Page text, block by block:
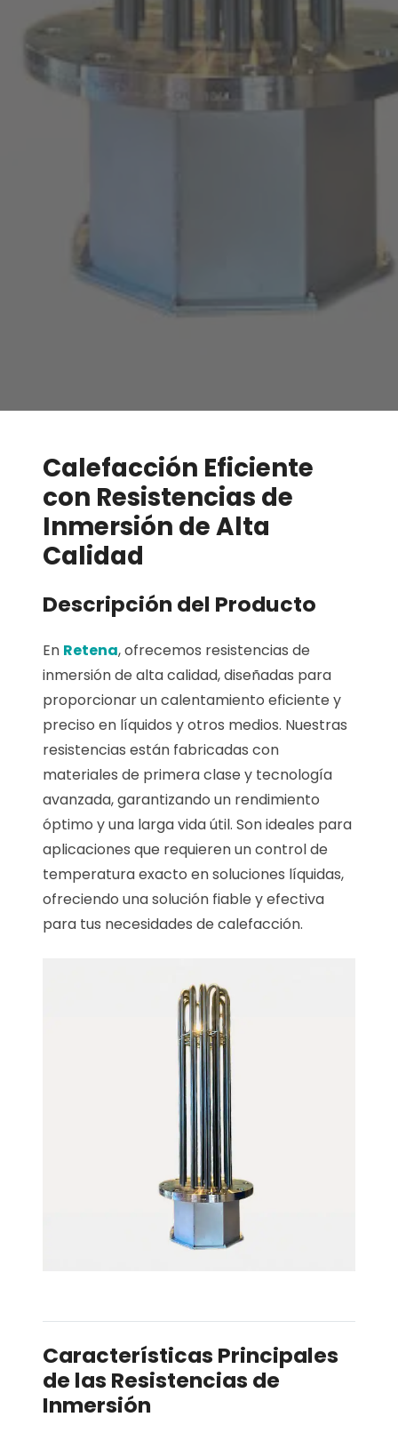
Calefacción Eficiente
con Resistencias de
Inmersión de Alta
Calidad
Descripción del Producto
En Retena, ofrecemos resistencias de
inmersión de alta calidad, diseñadas para
proporcionar un calentamiento eficiente y
preciso en líquidos y otros medios. Nuestras
resistencias están fabricadas con
materiales de primera clase y tecnología
avanzada, garantizando un rendimiento
óptimo y una larga vida útil. Son ideales para
aplicaciones que requieren un control de
temperatura exacto en soluciones líquidas,
ofreciendo una solución fiable y efectiva
para tus necesidades de calefacción.
Características Principales
de las Resistencias de
Inmersión